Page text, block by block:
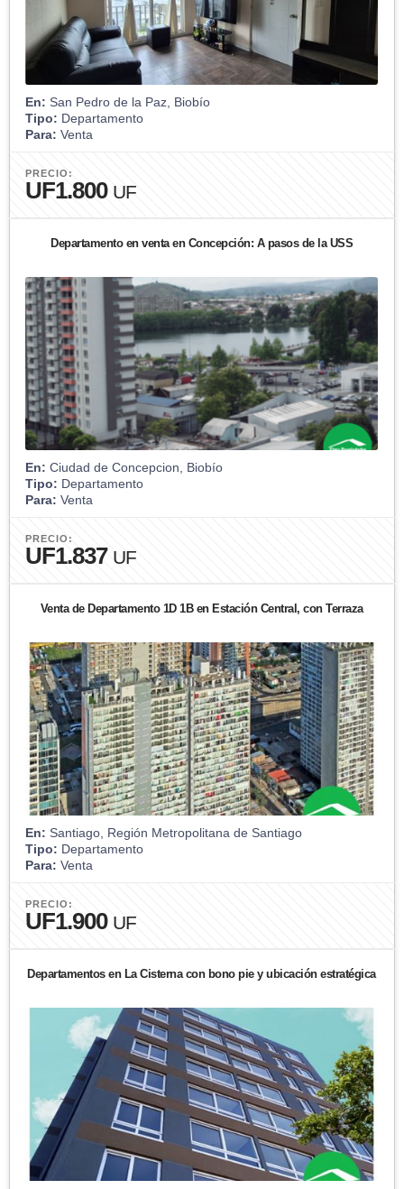
En: San Pedro de la Paz, Biobío
Tipo: Departamento
Para: Venta
PRECIO:
UF1.800 UF
Departamento en venta en Concepción: A pasos de la USS
En: Ciudad de Concepcion, Biobío
Tipo: Departamento
Para: Venta
PRECIO:
UF1.837 UF
Venta de Departamento 1D 1B en Estación Central, con Terraza
En: Santiago, Región Metropolitana de Santiago
Tipo: Departamento
Para: Venta
PRECIO:
UF1.900 UF
Departamentos en La Cisterna con bono pie y ubicación estratégica